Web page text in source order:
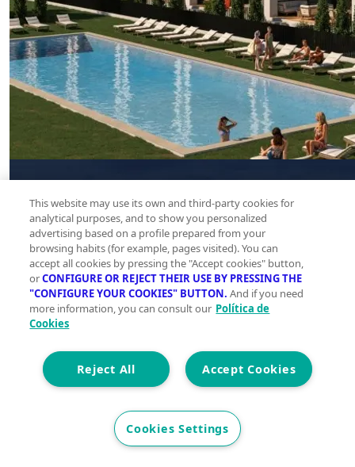
This website may use its own and third-party cookies for
analytical purposes, and to show you personalized
advertising based on a profile prepared from your
browsing habits (for example, pages visited). You can
accept all cookies by pressing the "Accept cookies" button,
orCONFIGURE OR REJECT THEIR USE BY PRESSING THE
"CONFIGURE YOUR COOKIES" BUTTON. And if you need
more information, you can consult our Política de
Cookies
Accept Cookies
Reject All
Cookies Settings